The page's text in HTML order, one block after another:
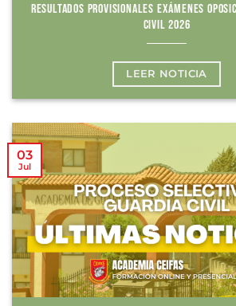
RESULTADOS PROVISIONALES EXÁMENES
CIVIL 2026
LEER NOTICIA
03
Jul